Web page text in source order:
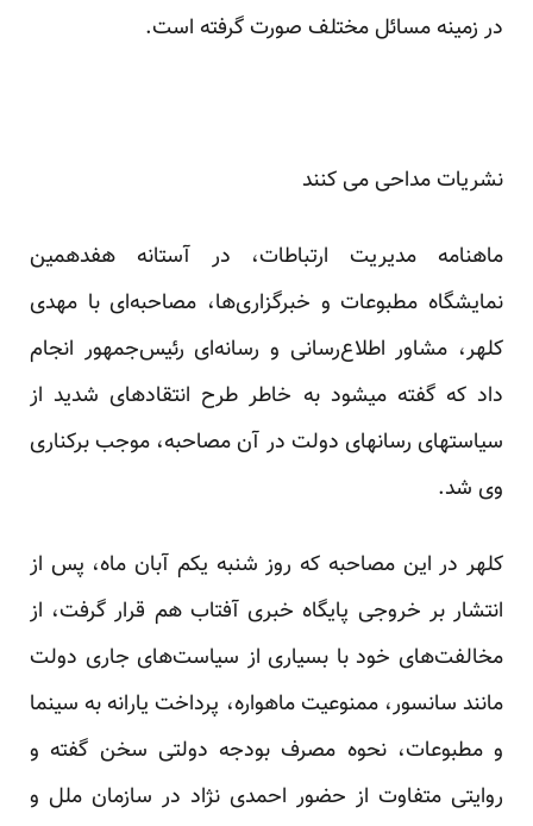
در زمینه مسائل مختلف صورت گرفته است.
نشریات مداحی می کنند
ماهنامه مدیریت ارتباطات، در آستانه هفدهمین
نمایشگاه مطبوعات و خبرگزاری‌ها، مصاحبه‌ای با مهدی
کلهر، مشاور اطلاع‌رسانی و رسانه‌ای رئیس‌جمهور انجام
داد که گفته می­شود به خاطر طرح انتقادهای شدید از
سیاست­های رسانه­ای دولت در آن مصاحبه، موجب برکناری
وی شد.
کلهر در این مصاحبه که روز شنبه یکم آبان ماه، پس از
انتشار بر خروجی پایگاه خبری آفتاب هم قرار گرفت، از
مخالفت‌های خود با بسیاری از سیاست‌های جاری دولت
مانند سانسور، ممنوعیت ماهواره، پرداخت یارانه به سینما
و مطبوعات، نحوه مصرف بودجه دولتی سخن گفته و
روایتی متفاوت از حضور احمدی نژاد در سازمان ملل و